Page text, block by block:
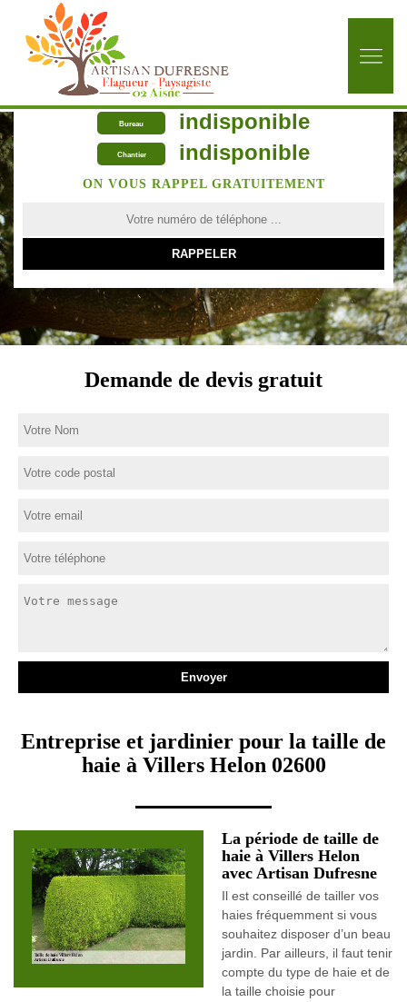
Bureau indisponible
Chantier indisponible
ON VOUS RAPPEL GRATUITEMENT
Demande de devis gratuit
Entreprise et jardinier pour la taille de
haie à Villers Helon 02600
La période de taille de
haie à Villers Helon
avec Artisan Dufresne
Il est conseillé de tailler vos
haies fréquemment si vous
souhaitez disposer d’un beau
jardin. Par ailleurs, il faut tenir
compte du type de haie et de
la taille choisie pour